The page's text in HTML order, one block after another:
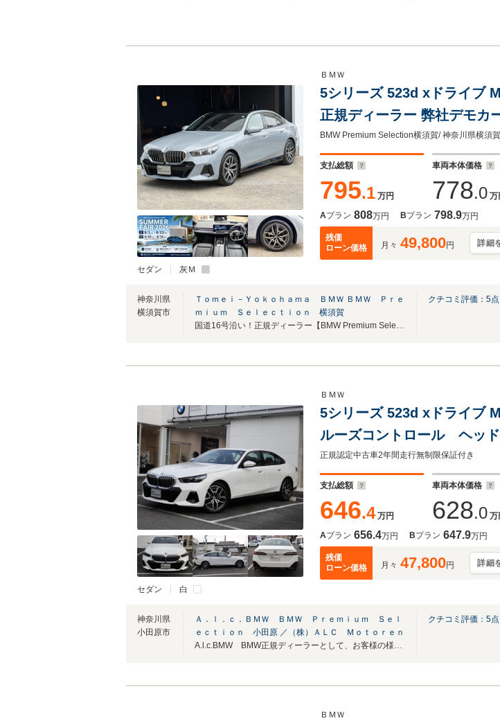
セダン 灰Ｍ
ＢＭＷ
5シリーズ 523d xドライブ
正規ディーラー 弊社デモカ
アダプティブサスペンショ
動シート 4ゾーンエアコン
支払総額
795.1 万円
車両本体価格
778.0 万
Aプラン 808万円 Bプラン 798.9万円
残価
ローン価格
月々 49,800円 詳細
神奈川県
横須賀市
Ｔｏｍｅｉ－Ｙｏｋｏｈａｍａ ＢＭＷ ＢＭＷ Ｐｒｅ
ｍｉｕｍ Ｓｅｌｅｃｔｉｏｎ 横須賀
クチコミ評価： 5
セダン 白
ＢＭＷ
5シリーズ 523d xドライブ
ルーズコントロール ヘッ
チューナー コンフォート
ー
正規認定中古車2年間走行無制限保証付き
支払総額
646.4 万円
車両本体価格
628.0 万
Aプラン 656.4万円 Bプラン 647.9万円
残価
ローン価格
月々 47,800円 詳細
神奈川県
小田原市
Ａ．ｌ．ｃ．ＢＭＷ ＢＭＷ Ｐｒｅｍｉｕｍ Ｓｅｌ
ｅｃｔｉｏｎ 小田原 ／（株）ＡＬＣ Ｍｏｔｏｒｅｎ
クチコミ評価： 5
ＢＭＷ